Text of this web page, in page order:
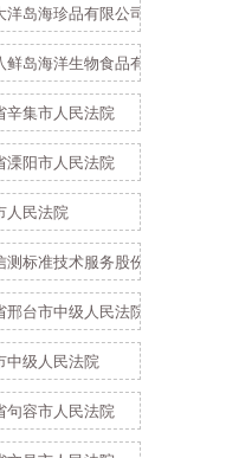
洋岛海珍品有限公司
鲜岛海洋生物食品有限公司
辛集市人民法院
溧阳市人民法院
人民法院
测标准技术服务股份有限公司
邢台市中级人民法院
中级人民法院
句容市人民法院